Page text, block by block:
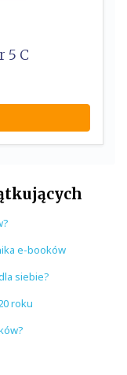
5 C
e-booków
siebie?
roku